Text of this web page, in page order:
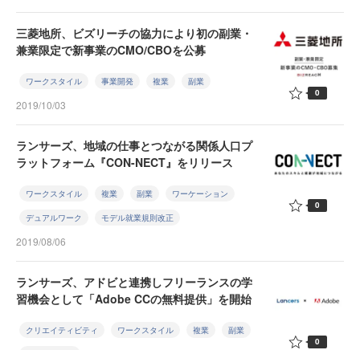
三菱地所、ビズリーチの協力により初の副業・
兼業限定で新事業のCMO/CBOを公募
ワークスタイル 事業開発 複業 副業
2019/10/03
0
ランサーズ、地域の仕事とつながる関係人口プ
ラットフォーム『CON-NECT』をリリース
ワークスタイル 複業 副業 ワーケーション
デュアルワーク モデル就業規則改正
2019/08/06
0
ランサーズ、アドビと連携しフリーランスの学
習機会として「Adobe CCの無料提供」を開始
クリエイティビティ ワークスタイル 複業 副業
0